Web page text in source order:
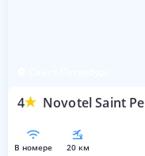
4 Novotel Saint
в номере 20 км